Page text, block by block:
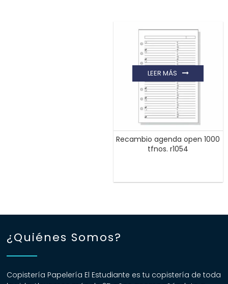
Recambio agenda open 1000
tfnos. r1054
LEER MÁS
¿Quiénes Somos?
Copistería Papelería El Estudiante es tu copistería de toda